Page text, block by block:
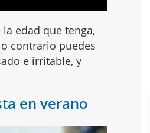
edad que tenga,
contrario puedes
e irritable, y
en verano